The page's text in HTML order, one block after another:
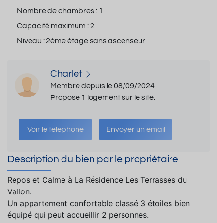
Nombre de chambres : 1
Capacité maximum :2
Niveau :2ème étage sans ascenseur
Charlet
Membre depuis le 08/09/2024
Propose 1 logement sur le site.
Voir le téléphone Envoyer un email
Description du bien par le propriétaire
Repos et Calme à La Résidence Les Terrasses du
Vallon.
Un appartement confortable classé 3 étoiles bien
équipé qui peut accueillir 2 personnes.